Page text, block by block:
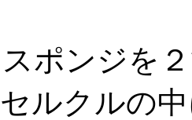
ポンジを
クルの中